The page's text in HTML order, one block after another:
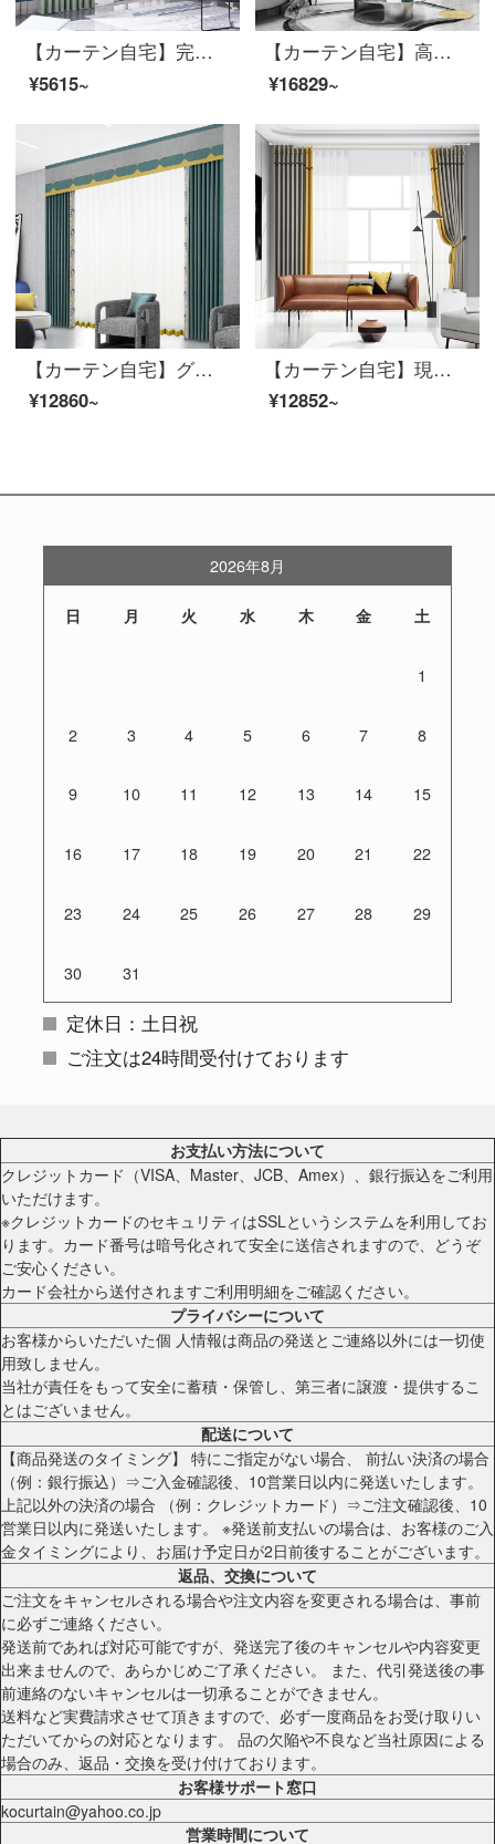
【カーテン自宅】完成品のカーテン遮光布リビングルームのひびが簡単で高精密で現代的に定型化された純色のカーテンをカスタマイズしてLDC 20 FC-126少女緑Sフックを取り付ける。
¥5615~
【カーテン自宅】高遮光リビングルームのシェニールの花型定型化のためにカーテンを軽くしてセットする/ダブルオープン(適用窓の幅は4.1-4.4メートル)
¥16829~
【カーテン自宅】グレンブルーカーテンの仕上がりは簡単で、現代の高遮光ジャカードのつなぎ合わせが定型化されています。ポリエステル千格鳥リビングルームの床の窓はJBLW 005 Sフックを注文します。
¥12860~
【カーテン自宅】現代の高遮光定型化はリビングルームに接ぎます。カーテンの完成品を簡単に予約したトッポギは床窓JBLW-006 Sフック/カーテンヘッドを含まない(高さ2.6メートル以内は変えられます)XLのカーテンセット/ダブルオープン(適用窓の幅4.1-1.4メートル)
¥12852~
2026年8月
日 月 火 水 木 金 土
1
2 3 4 5 6 7 8
9 10 11 12 13 14 15
16 17 18 19 20 21 22
23 24 25 26 27 28 29
30 31
定休日：土日祝
ご注文は24時間受付けております
お支払い方法について
クレジットカード（VISA、Master、JCB、Amex）、銀行振込をご利用
いただけます。
※クレジットカードのセキュリティはSSLというシステムを利用してお
ります。カード番号は暗号化されて安全に送信されますので、どうぞ
ご安心ください。
カード会社から送付されますご利用明細をご確認ください。
プライバシーについて
お客様からいただいた個 人情報は商品の発送とご連絡以外には一切使
用致しません。
当社が責任をもって安全に蓄積・保管し、第三者に譲渡・提供するこ
とはございません。
配送について
【商品発送のタイミング】 特にご指定がない場合、 前払い決済の場合
（例：銀行振込）⇒ご入金確認後、10営業日以内に発送いたします。
上記以外の決済の場合 （例：クレジットカード）⇒ご注文確認後、10
営業日以内に発送いたします。 ※発送前支払いの場合は、お客様のご入
金タイミングにより、お届け予定日が2日前後することがございます。
返品、交換について
ご注文をキャンセルされる場合や注文内容を変更される場合は、事前
に必ずご連絡ください。
発送前であれば対応可能ですが、発送完了後のキャンセルや内容変更
出来ませんので、あらかじめご了承ください。 また、代引発送後の事
前連絡のないキャンセルは一切承ることができません。
送料など実費請求させて頂きますので、必ず一度商品をお受け取りい
ただいてからの対応となります。 品の欠陥や不良など当社原因による
場合のみ、返品・交換を受け付けております。
お客様サポート窓口
kocurtain@yahoo.co.jp
営業時間について